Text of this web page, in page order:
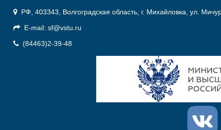
РФ, 403343, Волгоградская область, г. Михайловка, ул.
E-mail: sf@vstu.ru
(84463)2-39-48